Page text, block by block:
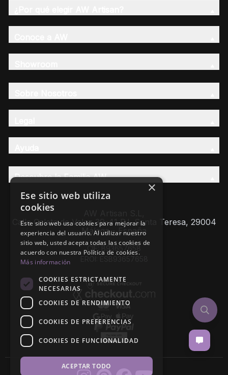
Descubre la Familia AW
Calle Caleta de Velez 39-41 P.I. Santa Teresa, 29004
Málaga - España
CIF: B93657658
×
Ese sitio web utiliza
cookies
Este sitio web usa cookies para mejorar la
experiencia del usuario. Al utilizar nuestro
sitio web, usted acepta todas las cookies de
acuerdo con nuestra Política de cookies.
Más información
COOKIES ESTRICTAMENTE
NECESARIAS
COOKIES DE RENDIMIENTO
COOKIES DE PREFERENCIAS
COOKIES DE FUNCIONALIDAD
ACEPTAR TODO